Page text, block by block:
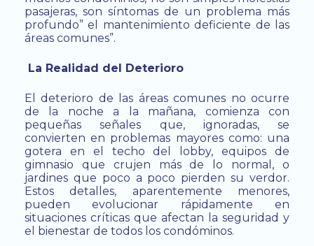
pasajeras, son síntomas de un problema más
profundo” el mantenimiento deficiente de las
áreas comunes”.
La Realidad del Deterioro
El deterioro de las áreas comunes no ocurre
de la noche a la mañana, comienza con
pequeñas señales que, ignoradas, se
convierten en problemas mayores como: una
gotera en el techo del lobby, equipos de
gimnasio que crujen más de lo normal, o
jardines que poco a poco pierden su verdor.
Estos detalles, aparentemente menores,
pueden evolucionar rápidamente en
situaciones críticas que afectan la seguridad y
el bienestar de todos los condóminos.